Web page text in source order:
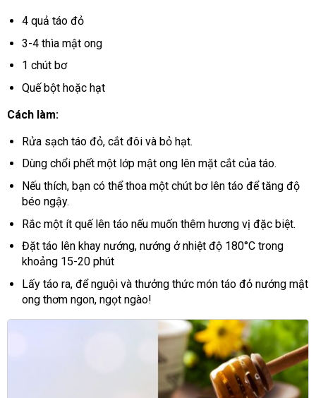
4 quả táo đỏ
3-4 thìa mật ong
1 chút bơ
Quế bột hoặc hạt
Cách làm:
Rửa sạch táo đỏ, cắt đôi và bỏ hạt.
Dùng chổi phết một lớp mật ong lên mặt cắt của táo.
Nếu thích, bạn có thể thoa một chút bơ lên táo để tăng độ
béo ngậy.
Rắc một ít quế lên táo nếu muốn thêm hương vị đặc biệt.
Đặt táo lên khay nướng, nướng ở nhiệt độ 180°C trong
khoảng 15-20 phút
Lấy táo ra, để nguội và thưởng thức món táo đỏ nướng mật
ong thơm ngon, ngọt ngào!